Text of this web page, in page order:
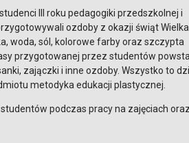
III roku pedagogiki przedszkolnej i
ozdoby z okazji świąt
woda, sól, kolorowe farby oraz szczypta
przygotowanej przez studentów
zajączki i inne ozdoby. Wszystko to
metodyka edukacji plastycznej.
podczas pracy na zajęciach oraz